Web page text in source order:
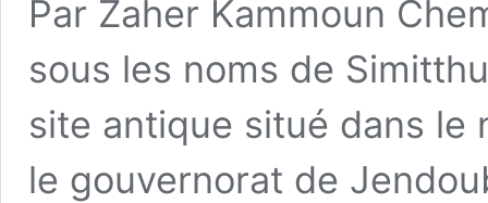
Par Zaher Kammoun
sous les noms de
site antique situé dans le
le gouvernorat de